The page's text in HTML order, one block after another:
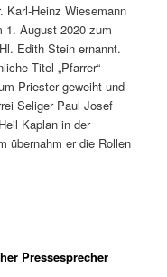
Karl-Heinz Wiesemann
1. August 2020 zum
Edith Stein ernannt.
Titel „Pfarrer“
Priester geweiht und
Seliger Paul Josef
Kaplan in der
übernahm er die Rollen
Pressesprecher